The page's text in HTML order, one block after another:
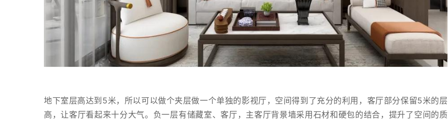
地下室层高达到5米，所以可以做个夹层做一个单独的影视厅，空间得到了充分的利用，客厅部分保留5米的层
高，让客厅看起来十分大气。负一层有储藏室、客厅，主客厅背景墙采用石材和硬包的结合，提升了空间的质